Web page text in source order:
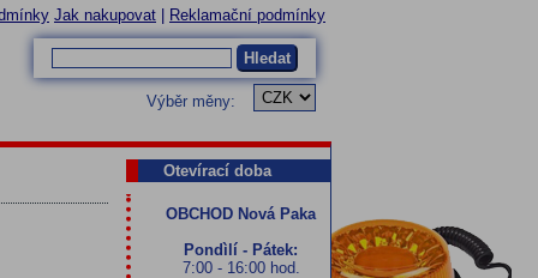
Jak nakupovat Reklamační podmínky
Hledat
Výběr měny:
Otevírací doba
OBCHOD Nová Paka
Pondìlí - Pátek:
7:00 - 16:00 hod.